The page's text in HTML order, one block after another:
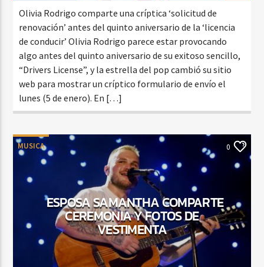
Olivia Rodrigo comparte una críptica ‘solicitud de
renovación’ antes del quinto aniversario de la ‘licencia
de conducir’ Olivia Rodrigo parece estar provocando
algo antes del quinto aniversario de su exitoso sencillo,
“Drivers License”, y la estrella del pop cambió su sitio
web para mostrar un críptico formulario de envío el
lunes (5 de enero). En […]
MUSICA 0
ESPOSA SAMANTHA COMPARTE
CEREMONIA Y FOTOS DE
VESTIMENTA